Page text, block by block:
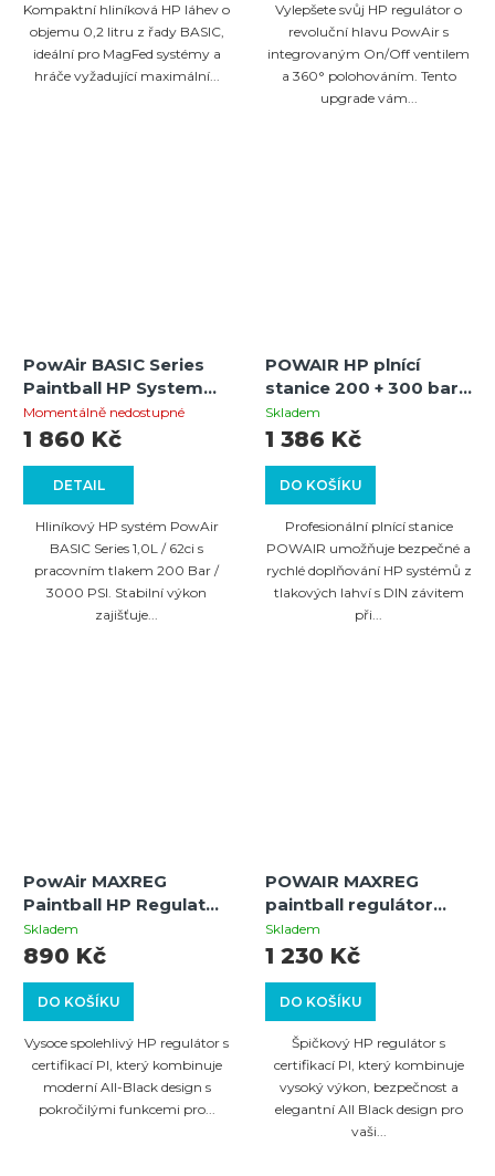
Kompaktní hliníková HP láhev o
objemu 0,2 litru z řady BASIC,
ideální pro MagFed systémy a
hráče vyžadující maximální...
Vylepšete svůj HP regulátor o
revoluční hlavu PowAir s
integrovaným On/Off ventilem
a 360° polohováním. Tento
upgrade vám...
PowAir BASIC Series
Paintball HP System
1,0L / 62ci (200 Bar) –
Hliníková láhev s
Momentálně nedostupné
DETAIL
1 860 Kč
Hliníkový HP systém PowAir
BASIC Series 1,0L / 62ci s
pracovním tlakem 200 Bar /
3000 PSI. Stabilní výkon
zajišťuje...
POWAIR HP plnící
stanice 200 + 300 bar
s ON/OFF ventilem –
profesionální plnící
HP systémy
Skladem
DO KOŠÍKU
1 386 Kč
Profesionální plnící stanice
POWAIR umožňuje bezpečné a
rychlé doplňování HP systémů z
tlakových lahví s DIN závitem
při...
PowAir MAXREG
Paintball HP Regulator
(200 Bar / 3000 PSI)
Skladem
DO KOŠÍKU
890 Kč
Vysoce spolehlivý HP regulátor s
certifikací PI, který kombinuje
moderní All-Black design s
pokročilými funkcemi pro...
POWAIR MAXREG
paintball regulátor
(300 bar / 4500 PSI) –
All Black
Skladem
DO KOŠÍKU
1 230 Kč
Špičkový HP regulátor s
certifikací PI, který kombinuje
vysoký výkon, bezpečnost a
elegantní All Black design pro
vaši...